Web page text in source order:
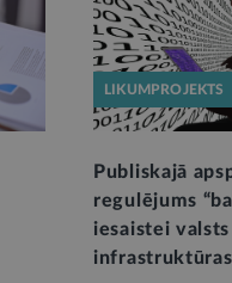
LIKUMPROJEKTS
Publiskajā
regulējums
iesaistei
infrastruktūras